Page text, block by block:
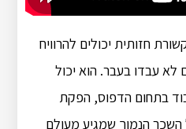
חזותית יכולים להרוויח
נטו אם לא עבדו בעבר. הוא יכול
אם יעבוד בתחום הדפוס, הפקת
הנמוך שמגיע מעולם